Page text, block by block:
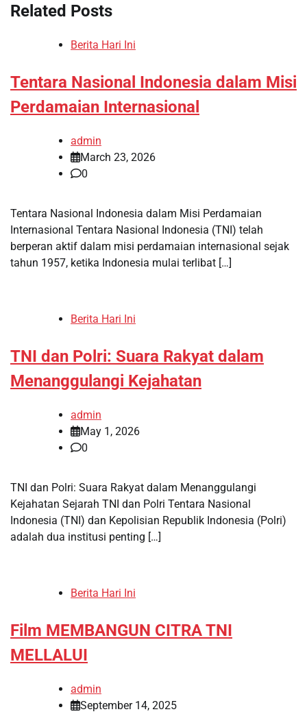
Related Posts
Berita Hari Ini
Tentara Nasional Indonesia dalam Misi
Perdamaian Internasional
admin
March 23, 2026
0
Tentara Nasional Indonesia dalam Misi Perdamaian
Internasional Tentara Nasional Indonesia (TNI) telah
berperan aktif dalam misi perdamaian internasional sejak
tahun 1957, ketika Indonesia mulai terlibat […]
Berita Hari Ini
TNI dan Polri: Suara Rakyat dalam
Menanggulangi Kejahatan
admin
May 1, 2026
0
TNI dan Polri: Suara Rakyat dalam Menanggulangi
Kejahatan Sejarah TNI dan Polri Tentara Nasional
Indonesia (TNI) dan Kepolisian Republik Indonesia (Polri)
adalah dua institusi penting […]
Berita Hari Ini
Film MEMBANGUN CITRA TNI
MELLALUI
admin
September 14, 2025